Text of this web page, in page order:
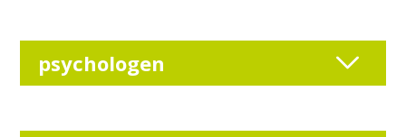
psychologen